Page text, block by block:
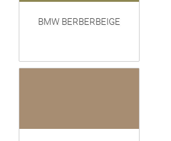
BMW BERBERBEIGE